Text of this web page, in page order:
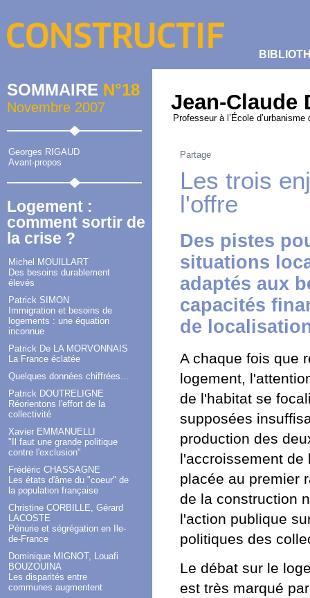
SOMMAIRE N°18
Novembre 2007
Georges RIGAUD
Avant-propos
Logement :
comment sortir de
la crise ?
Michel MOUILLART
Des besoins durablement
élevés
Patrick SIMON
Immigration et besoins de
logements : une équation
inconnue
Patrick De LA MORVONNAIS
La France éclatée
Quelques données chiffrées...
Patrick DOUTRELIGNE
Réorientons l'effort de la
collectivité
Xavier EMMANUELLI
"Il faut une grande politique
contre l'exclusion"
Frédéric CHASSAGNE
Les états d'âme du "coeur" de
la population française
Christine CORBILLE, Gérard
LACOSTE
Pénurie et ségrégation en Ile-
de-France
Dominique MIGNOT, Louafi
BOUZOUINA
Les disparités entre
communes augmentent
Jean-Claude
Professeur à l’École d’urbanisme
Partage
Les trois
l'offre
Des pistes
situations
adaptés aux
capacités
de
A chaque fois que
logement,
de l'habitat se
supposées
production des
l'accroissement
placée au premier
de la construction
l'action publique
politiques des
Le débat sur le
est très marqué